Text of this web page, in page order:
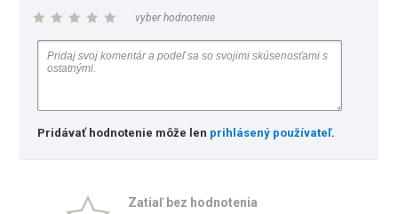
vyber hodnotenie
Pridávať hodnotenie môže len prihlásený používateľ.
Zatiaľ bez hodnotenia